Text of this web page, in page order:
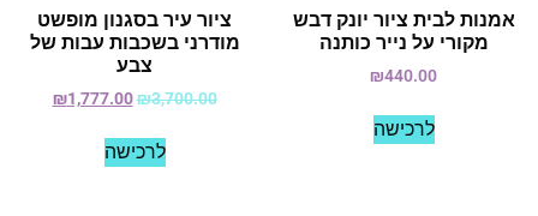
אמנות לבית ציור יונק דבש
מקורי על נייר כותנה
₪440.00
לרכישה
ציור עיר בסגנון מופשט
מודרני בשכבות עבות של
צבע
₪3,700.00
₪1,777.00
לרכישה